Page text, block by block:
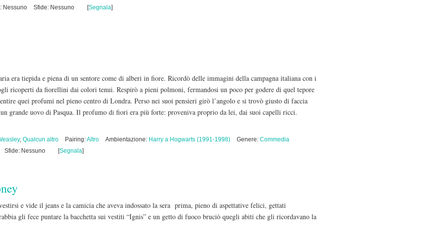
Nessuno Sfide: Nessuno [Segnala]
era tiepida e piena di un sentore come di alberi in fiore. Ricordò delle immagini della campagna italiana con i
ricoperti da fiorellini dai colori tenui. Respirò a pieni polmoni, fermandosi un poco per godere di quel tepore
quei profumi nel pieno centro di Londra. Perso nei suoi pensieri girò l’angolo e si trovò giusto di faccia
grande uovo di Pasqua. Il profumo di fiori era più forte: proveniva proprio da lei, dai suoi capelli ricci.
, Qualcun altro Pairing:Altro Ambientazione: Harry a Hogwarts (1991-1998) Genere: Commedia
Sfide: Nessuno [Segnala]
e vide il jeans e la camicia che aveva indossato la sera prima, pieno di aspettative felici, gettati
gli fece puntare la bacchetta sui vestiti “Ignis” e un getto di fuoco bruciò quegli abiti che gli ricordavano la